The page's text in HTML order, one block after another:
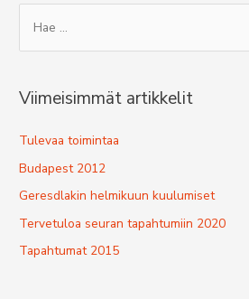
r
h
f
Viimeisimmät artikkelit
Tulevaa toimintaa
Budapest 2012
Geresdlakin helmikuun kuulumiset
Tervetuloa seuran tapahtumiin 2020
Tapahtumat 2015